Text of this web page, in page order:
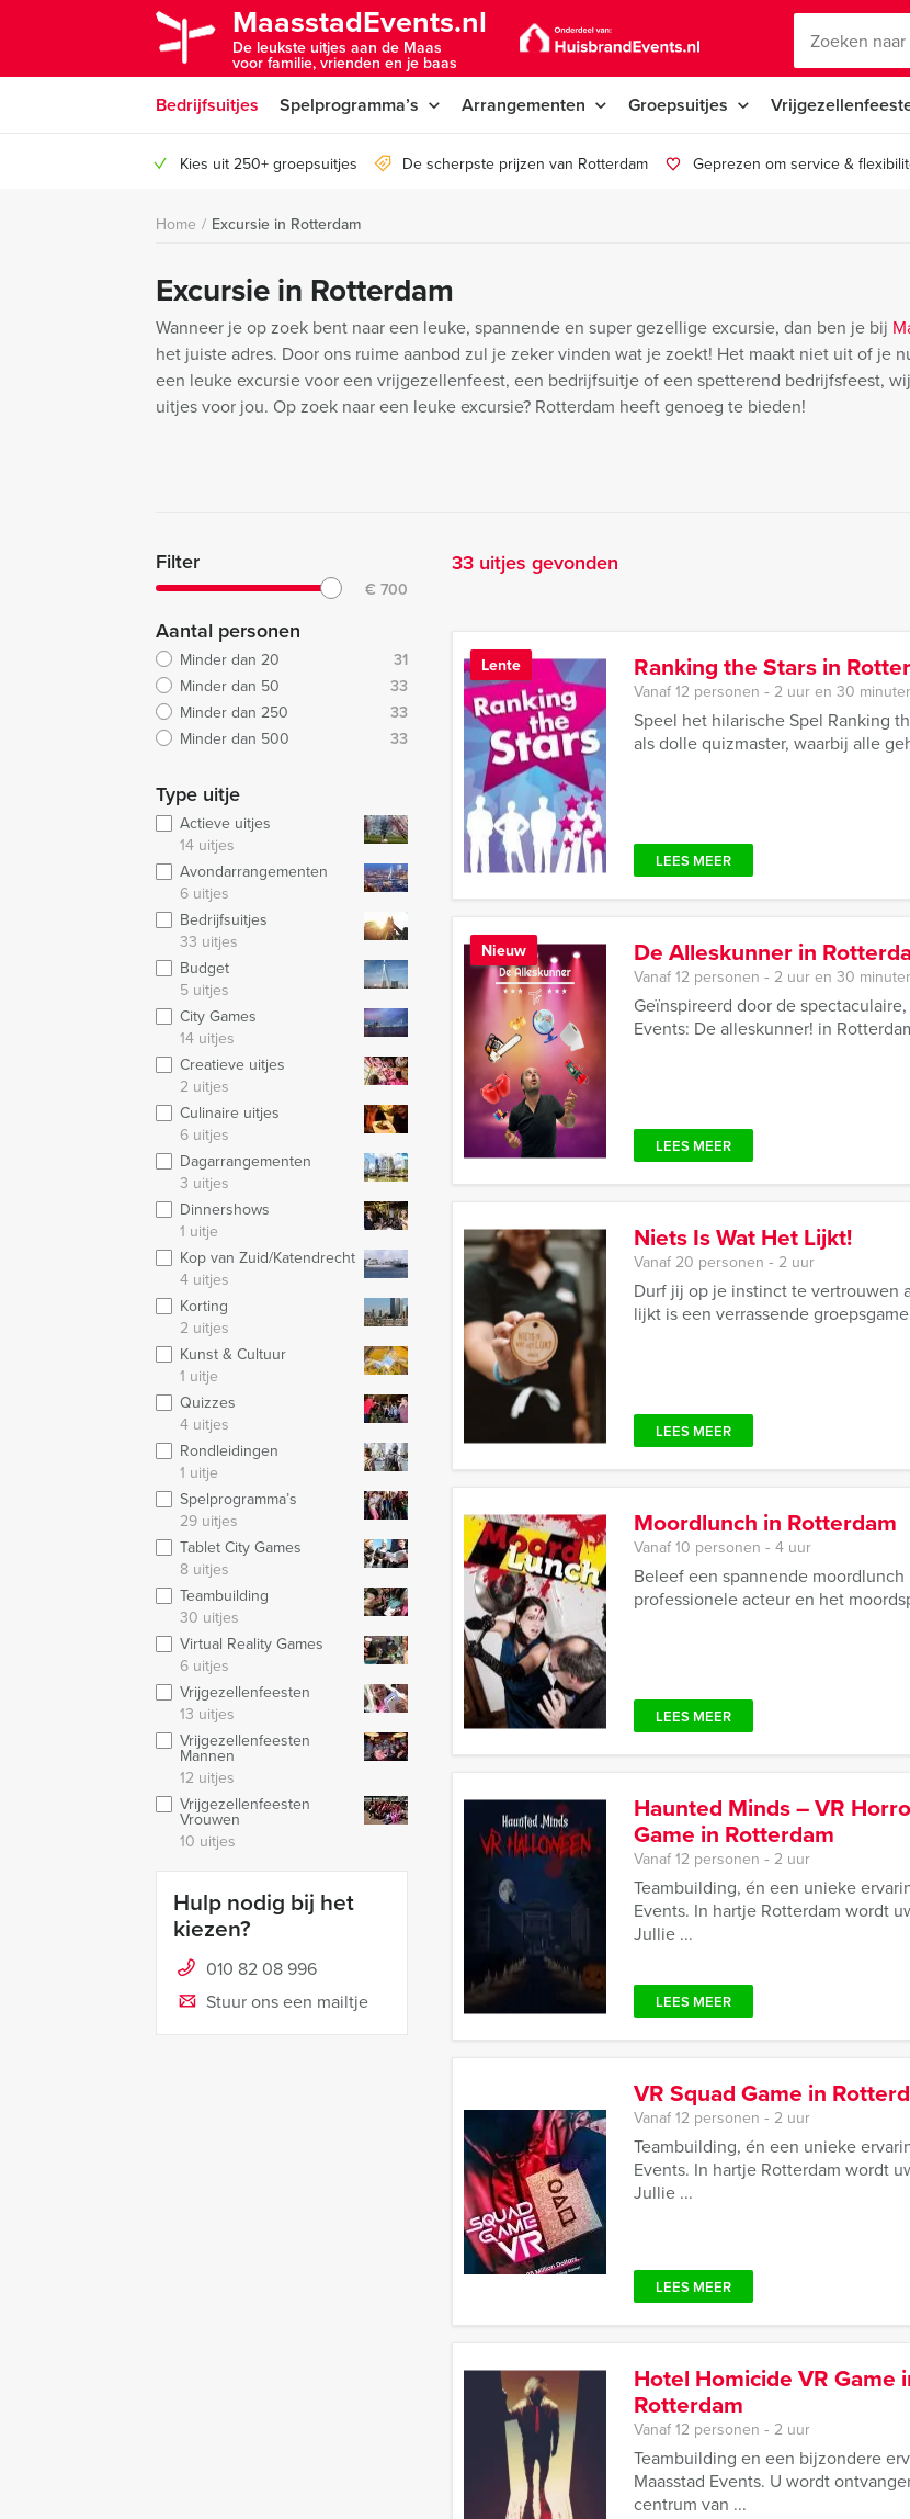
MaasstadEvents.nl
De leukste uitjes aan de Maas
voor familie, vrienden en je baas
Bedrijfsuitjes Spelprogramma’s Arrangementen Groepsuitjes
Kies uit 250+ groepsuitjes De scherpste prijzen van Rotterdam Geprezen om service &
Home / Excursie in Rotterdam
Excursie in Rotterdam
Wanneer je op zoek bent naar een leuke, spannende en super gezellige excursie, dan ben je bij
het juiste adres. Door ons ruime aanbod zul je zeker vinden wat je zoekt! Het maakt niet uit of je
een leuke excursie voor een vrijgezellenfeest, een bedrijfsuitje of een spetterend bedrijfsfeest,
uitjes voor jou. Op zoek naar een leuke excursie? Rotterdam heeft genoeg te bieden!
Filter
€ 700
Aantal personen
Minder dan 20
31
Minder dan 50
33
Minder dan 250
33
Minder dan 500
33
Type uitje
Actieve uitjes
14 uitjes
Avondarrangementen
6 uitjes
Bedrijfsuitjes
33 uitjes
Budget
5 uitjes
City Games
14 uitjes
Creatieve uitjes
2 uitjes
Culinaire uitjes
6 uitjes
Dagarrangementen
3 uitjes
Dinnershows
1 uitje
Kop van Zuid/Katendrecht
4 uitjes
Korting
2 uitjes
Kunst & Cultuur
1 uitje
Quizzes
4 uitjes
Rondleidingen
1 uitje
Spelprogramma’s
29 uitjes
Tablet City Games
8 uitjes
Teambuilding
30 uitjes
Virtual Reality Games
6 uitjes
Vrijgezellenfeesten
13 uitjes
Vrijgezellenfeesten
Mannen
12 uitjes
Vrijgezellenfeesten
Vrouwen
10 uitjes
Hulp nodig bij het
kiezen?
010 82 08 996
Stuur ons een mailtje
33 uitjes gevonden
Ranking the Stars in
Lente
Vanaf 12 personen ‐ 2 uur en 30
Speel het hilarische Spel Ranking
als dolle quizmaster, waarbij alle
LEES MEER
De Alleskunner in
Nieuw
Vanaf 12 personen ‐ 2 uur en 30
Geïnspireerd door de
Events: De alleskunner! in
LEES MEER
Niets Is Wat Het Lijkt!
Vanaf 20 personen ‐ 2 uur
Durf jij op je instinct te vertrouwen
lijkt is een verrassende
LEES MEER
Moordlunch in Rotterdam
Vanaf 10 personen ‐ 4 uur
Beleef een spannende
professionele acteur en het
LEES MEER
Haunted Minds – VR
Game in Rotterdam
Vanaf 12 personen ‐ 2 uur
Teambuilding, én een unieke
Events. In hartje Rotterdam wordt
Jullie ...
LEES MEER
VR Squad Game in
Vanaf 12 personen ‐ 2 uur
Teambuilding, én een unieke
Events. In hartje Rotterdam wordt
Jullie ...
LEES MEER
Hotel Homicide VR Game
Rotterdam
Vanaf 12 personen ‐ 2 uur
Teambuilding en een bijzondere
Maasstad Events. U wordt
centrum van ...